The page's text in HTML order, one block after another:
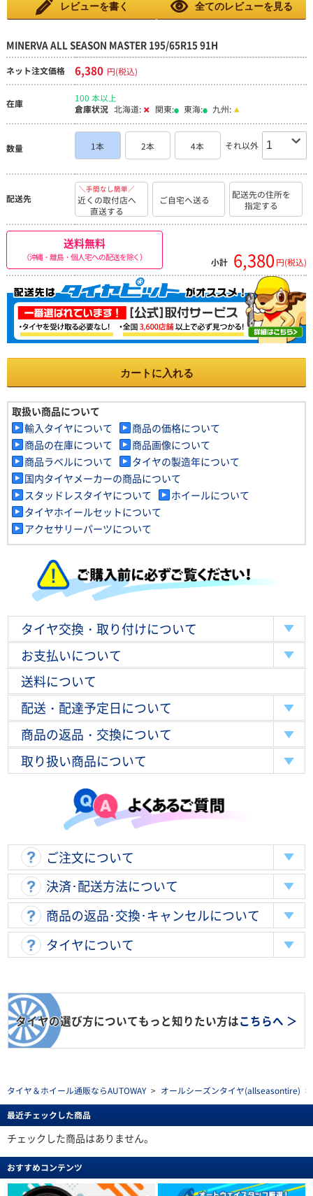
乾燥した道路でも、少しふわふわした感触でした。ですが、空気
圧を高め（250）にすると、ふわふわ感はずいぶん解消しまし
た。 今後も、空気圧はコマめにチェックしようと思います。 雪
ト追加しようと思います。
レビューを書く 全てのレビューを見る
MINERVA ALL SEASON MASTER 195/65R15 91H
ネット注文価格 6,380 円(税込)
在庫
100 本以上
倉庫状況 北海道: 関東: 東海: 九州:
数量 1本 2本 4本 それ以外
配送先
＼手間なし簡単／
近くの取付店へ
直送する
ご自宅へ送る
配送先の住所を
指定する
送料無料
（沖縄・離島・個人宅への配送を除く） 小計 6,380 円(税込)
カートに入れる
取扱い商品について
輸入タイヤについて
商品の価格について
商品の在庫について
商品画像について
商品ラベルについて
タイヤの製造年について
国内タイヤメーカーの商品について
スタッドレスタイヤについて
ホイールについて
タイヤホイールセットについて
アクセサリーパーツについて
タイヤ交換・取り付けについて
お支払いについて
送料について
配送・配達予定日について
商品の返品・交換について
取り扱い商品について
ご注文について
決済･配送方法について
商品の返品･交換･キャンセルについて
タイヤについて
タイヤの選び方についてもっと知りたい方はこちらへ ＞
タイヤ＆ホイール通販ならAUTOWAY > オールシーズンタイヤ(allseasontire) >
最近チェックした商品
チェックした商品はありません。
おすすめコンテンツ